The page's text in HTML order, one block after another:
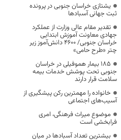
یشتازی خراسان جنوبی در پرونده
ثبت جهانی آسبادها
تقدیر مقام عالی وزارت از عملکرد
جهادی معاونت آموزش ابتدایی
خراسان جنوبی/ ۴۶۰۰ دانش‌آموز زیر
چتر «طرح حامی»
۱۸۵ بیمار هموفیلی در خراسان
جنوبی تحت پوشش خدمات بیمه
سلامت قرار دارند
خانواده را مهمترین رکن پیشگیری از
آسیب‌های اجتماعی
موضوع میراث فرهنگی، امری
فرابخشی است
بیشترین تعداد آسبادها در میان